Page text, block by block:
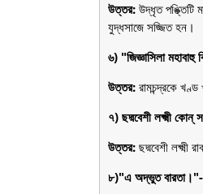
উত্তর: উদ্ধৃত
যুদ্ধসাজে সজ্জিত হন।
৬) "জিজ্ঞাসিলা মহাবাহু
উত্তর: রামচন্দ্রকে
৭) ছদ্মবেশী লক্ষ্মী কোন্
উত্তর: ছদ্মবেশী
৮)"এ অদ্ভুত বারতা।"-